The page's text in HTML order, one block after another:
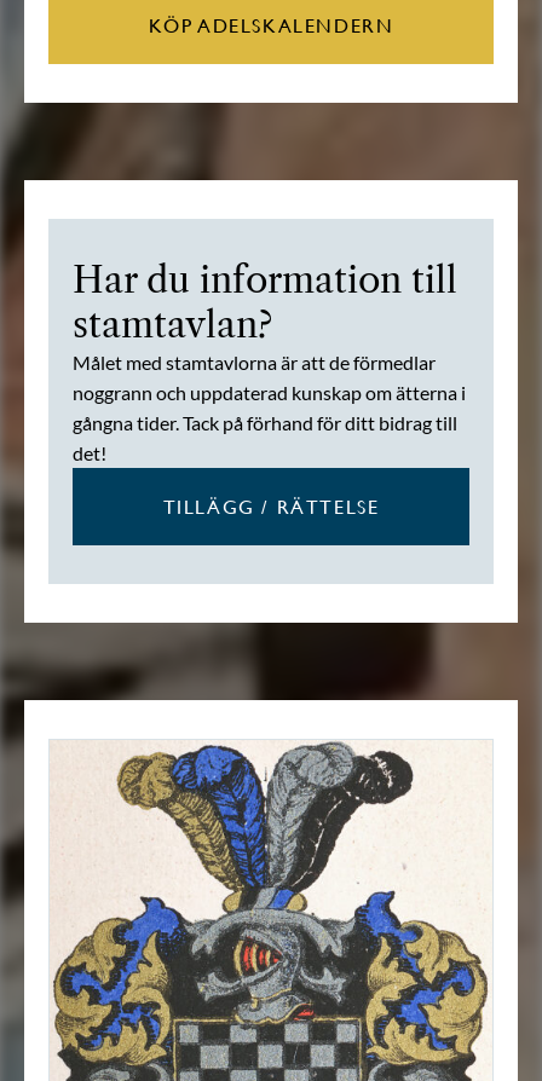
KÖP ADELSKALENDERN
Har du information till
stamtavlan?
Målet med stamtavlorna är att de förmedlar
noggrann och uppdaterad kunskap om ätterna i
gångna tider. Tack på förhand för ditt bidrag till
det!
TILLÄGG / RÄTTELSE